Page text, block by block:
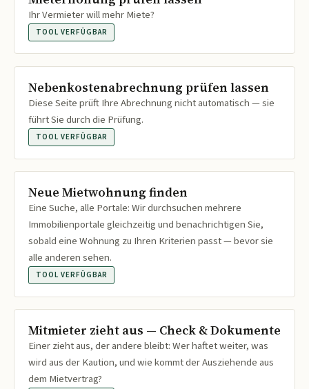
Ihr Vermieter will mehr Miete?
TOOL VERFÜGBAR
Nebenkostenabrechnung prüfen lassen
Diese Seite prüft Ihre Abrechnung nicht automatisch — sie
führt Sie durch die Prüfung.
TOOL VERFÜGBAR
Neue Mietwohnung finden
Eine Suche, alle Portale: Wir durchsuchen mehrere
Immobilienportale gleichzeitig und benachrichtigen Sie,
sobald eine Wohnung zu Ihren Kriterien passt — bevor sie
alle anderen sehen.
TOOL VERFÜGBAR
Mitmieter zieht aus — Check & Dokumente
Einer zieht aus, der andere bleibt: Wer haftet weiter, was
wird aus der Kaution, und wie kommt der Ausziehende aus
dem Mietvertrag?